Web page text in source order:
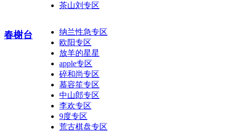
茶山刘专区
春榭台
纳兰性急专区
欧阳专区
放羊的星星
apple专区
碎和尚专区
慕容笙专区
中山郎专区
李欢专区
9度专区
荒古棋盘专区